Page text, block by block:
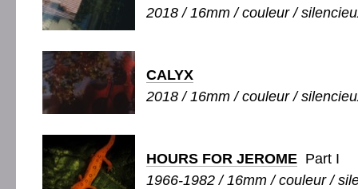
2018 / 16mm / couleur /
CALYX
2018 / 16mm / couleur /
HOURS FOR JEROME Part I
1966-1982 / 16mm / couleur /